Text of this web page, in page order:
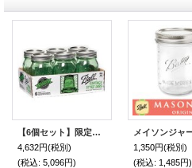
【6個セット】限定グリーン メイソンジャー 16oz(473ml) レギュラーマウス 箱入り Ball Mason jar オリジナル
4,632円(税別)
(税込: 5,096円)
1,350円(税別)
(税込: 1,485円)